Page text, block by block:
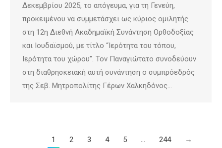
Δεκεμβρίου 2025, το απόγευμα, για τη Γενεύη,
προκειμένου να συμμετάσχει ως κύριος ομιλητής
στη 12η Διεθνή Ακαδημαϊκή Συνάντηση Ορθοδοξίας
και Ιουδαϊσμού, με τίτλο “Ιερότητα του τόπου,
Ιερότητα του χώρου”. Τον Παναγιώτατο συνοδεύουν
στη διαθρησκειακή αυτή συνάντηση ο συμπρόεδρός
της Σεβ. Μητροπολίτης Γέρων Χαλκηδόνος…
1 2 3 4 5 … 244 →